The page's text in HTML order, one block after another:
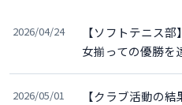
2026/04/24
【ソフトテニス
女揃っての優勝を
2026/05/01 【クラブ活動の